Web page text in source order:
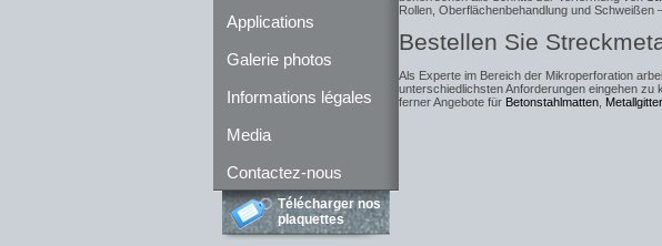
Applications
Galerie photos
Informations légales
Media
Contactez-nous
Télécharger nos
plaquettes
Rollen, Oberflächenbehandlung und
Bestellen Sie
Als Experte im Bereich der Mikroperforation
unterschiedlichsten Anforderungen eingehen zu
ferner Angebote für Betonstahlmatten Metallgitter